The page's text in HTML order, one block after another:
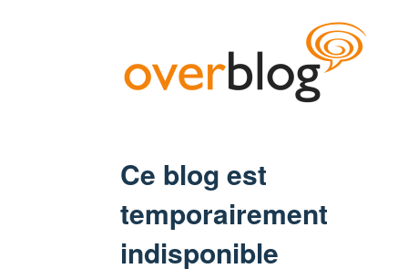
Ce blog est
temporairement
indisponible